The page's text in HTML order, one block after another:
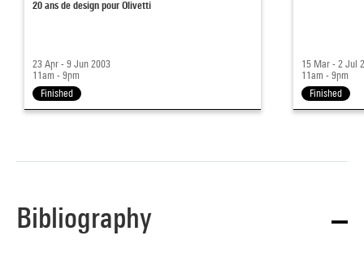
20 ans de design pour Olivetti
23 Apr - 9 Jun 2003
11am - 9pm
Finished
15 Mar - 2 Jul
11am - 9pm
Finished
Bibliography